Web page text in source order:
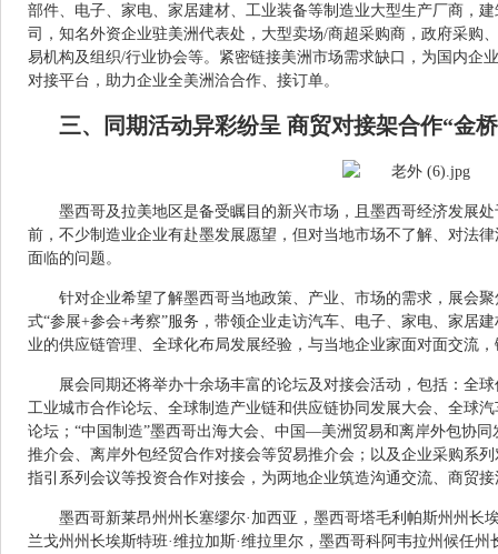
部件、电子、家电、家居建材、工业装备等制造业大型生产厂商，
司，知名外资企业驻美洲代表处，大型卖场/商超采购商，政府采购
易机构及组织/行业协会等。紧密链接美洲市场需求缺口，为国内企
对接平台，助力企业全美洲洽合作、接订单。
三、同期活动异彩纷呈 商贸对接架合作“金
墨西哥及拉美地区是备受瞩目的新兴市场，且墨西哥经济发展
前，不少制造业企业有赴墨发展愿望，但对当地市场不了解、对法
面临的问题。
针对企业希望了解墨西哥当地政策、产业、市场的需求，展会
式“参展+参会+考察”服务，带领企业走访汽车、电子、家电、家居
业的供应链管理、全球化布局发展经验，与当地企业家面对面交流
展会同期还将举办十余场丰富的论坛及对接会活动，包括：全
工业城市合作论坛、全球制造产业链和供应链协同发展大会、全球
论坛；“中国制造”墨西哥出海大会、中国—美洲贸易和离岸外包协同
推介会、离岸外包经贸合作对接会等贸易推介会；以及企业采购系
指引系列会议等投资合作对接会，为两地企业筑造沟通交流、商贸
墨西哥新莱昂州州长塞缪尔·加西亚，墨西哥塔毛利帕斯州州长
兰戈州州长埃斯特班·维拉加斯·维拉里尔，墨西哥科阿韦拉州候任州